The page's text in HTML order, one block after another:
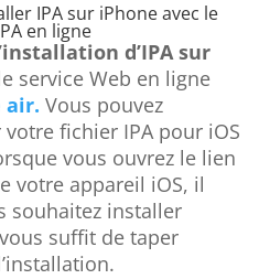
IPA sur iPhone avec le
en ligne
d’IPA sur
service Web en ligne
air. Vous pouvez
fichier IPA pour iOS
vous ouvrez le lien
votre appareil iOS, il
souhaitez installer
suffit de taper